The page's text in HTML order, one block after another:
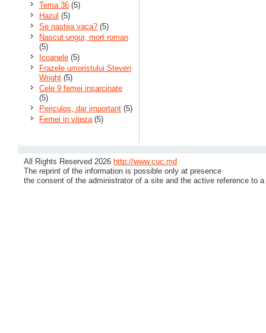
Tema 36 (5)
Hazul (5)
Se nastea vaca? (5)
Nascut ungur, mort roman
(5)
Icoanele (5)
Frazele umoristului Steven
Wright (5)
Cele 9 femei insarcinate
(5)
Periculos, dar important (5)
Femei in viteza(5)
All Rights Reserved 2026 http://www.cuc.md
The reprint of the information is possible only at presence
the consent of the administrator of a site and the active reference to